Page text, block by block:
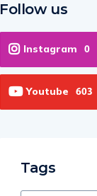
Follow us
Instagram 0
Youtube 603
Tags